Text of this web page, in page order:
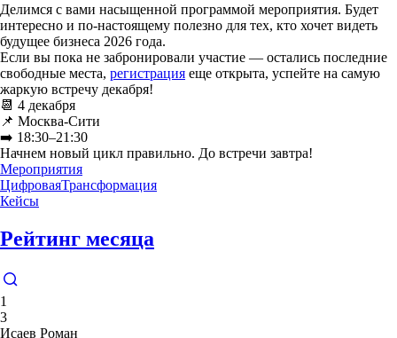
Делимся с вами насыщенной программой мероприятия. Будет
интересно и по-настоящему полезно для тех, кто хочет видеть
будущее бизнеса 2026 года.
Если вы пока не забронировали участие — остались последние
свободные места, регистрация еще открыта, успейте на самую
жаркую встречу декабря!
📆 4 декабря
📌 Москва-Сити
➡️ 18:30–21:30
Начнем новый цикл правильно. До встречи завтра!
Мероприятия
ЦифроваяТрансформация
Кейсы
Рейтинг месяца
1
3
Исаев Роман